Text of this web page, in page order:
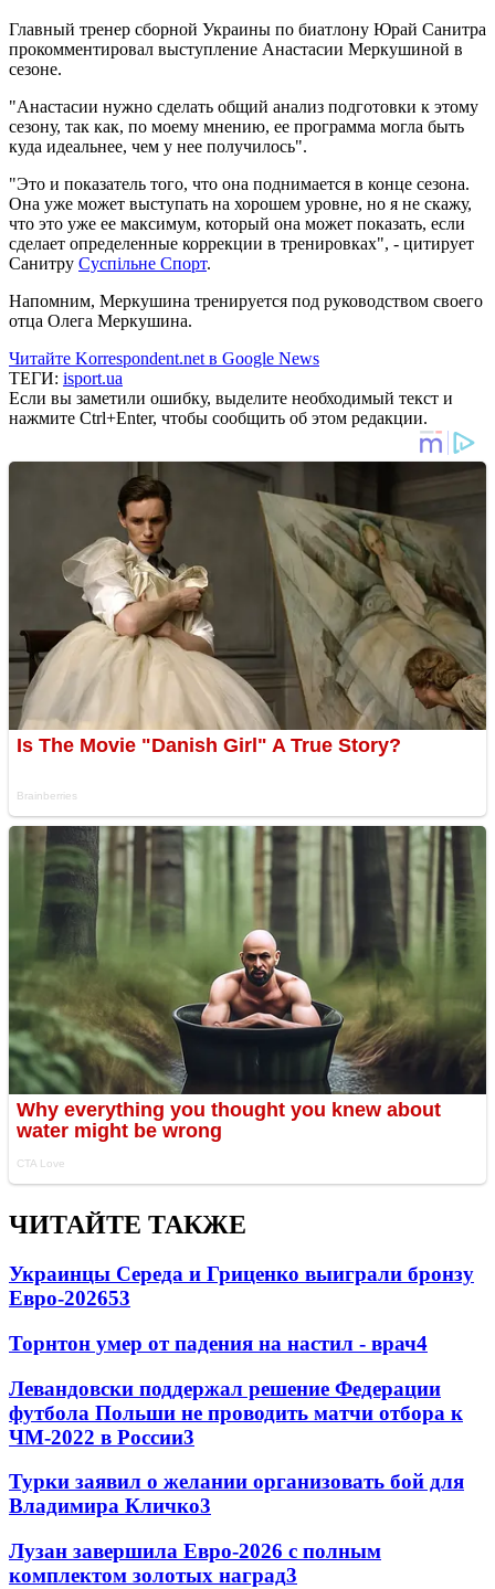
Главный тренер сборной Украины по биатлону Юрай Санитра
прокомментировал выступление Анастасии Меркушиной в
сезоне.
"Анастасии нужно сделать общий анализ подготовки к этому
сезону, так как, по моему мнению, ее программа могла быть
куда идеальнее, чем у нее получилось".
"Это и показатель того, что она поднимается в конце сезона.
Она уже может выступать на хорошем уровне, но я не скажу,
что это уже ее максимум, который она может показать, если
сделает определенные коррекции в тренировках", - цитирует
Санитру Суспільне Спорт.
Напомним, Меркушина тренируется под руководством своего
отца Олега Меркушина.
Читайте Korrespondent.net в Google News
ТЕГИ: isport.ua
Если вы заметили ошибку, выделите необходимый текст и
нажмите Ctrl+Enter, чтобы сообщить об этом редакции.
ЧИТАЙТЕ ТАКЖЕ
Украинцы Середа и Гриценко выиграли бронзу
Евро-202653
Торнтон умер от падения на настил - врач4
Левандовски поддержал решение Федерации
футбола Польши не проводить матчи отбора к
ЧМ-2022 в России3
Турки заявил о желании организовать бой для
Владимира Кличко3
Лузан завершила Евро-2026 с полным
комплектом золотых наград3